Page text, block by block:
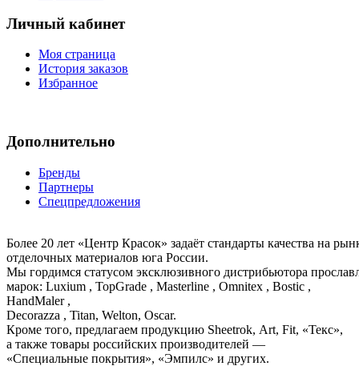
Личный кабинет
Моя страница
История заказов
Избранное
Дополнительно
Бренды
Партнеры
Спецпредложения
Более 20 лет «Центр Красок» задаёт стандарты качества на
отделочных материалов юга России.
Мы гордимся статусом эксклюзивного дистрибьютора
марок: Luxium , TopGrade , Masterline , Omnitex , Bostic ,
HandMaler ,
Decorazza , Titan, Welton, Oscar.
Кроме того, предлагаем продукцию Sheetrok, Art, Fit, «Текс»,
а также товары российских производителей —
«Специальные покрытия», «Эмпилс» и других.